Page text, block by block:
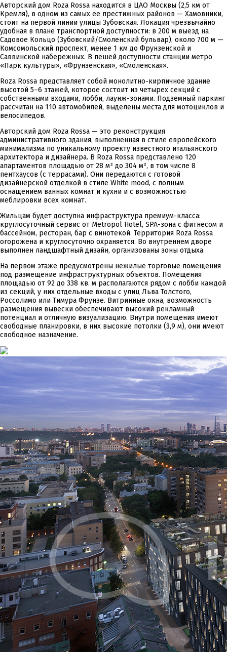
Авторский дом Roza Rossa находится в ЦАО Москвы (2,5 км от
Кремля), в одном из самых ее престижных районов — Хамовники,
стоит на первой линии улицы Зубовская. Локация чрезвычайно
удобная в плане транспортной доступности: в 200 м выезд на
Садовое Кольцо (Зубовский/Смоленский бульвар), около 700 м —
Комсомольский проспект, менее 1 км до Фрунзенской и
Саввинской набережных. В пешей доступности станции метро
«Парк культуры», «Фрунзенская», «Смоленская».
Roza Rossa представляет собой монолитно-кирпичное здание
высотой 5–6 этажей, которое состоит из четырех секций с
собственными входами, лобби, лаунж-зонами. Подземный паркинг
рассчитан на 110 автомобилей, выделены места для мотоциклов и
велосипедов.
Авторский дом Roza Rossa — это реконструкция
административного здания, выполненная в стиле европейского
минимализма по уникальному проекту известного итальянского
архитектора и дизайнера. В Roza Rossa представлено 120
апартаментов площадью от 28 м² до 304 м², в том числе 8
пентхаусов (с террасами). Они передаются с готовой
дизайнерской отделкой в стиле White mood, с полным
оснащением ванных комнат и кухни и с возможностью
меблировки всех комнат.
Жильцам будет доступна инфраструктура премиум-класса:
круглосуточный сервис от Metropol Hotel, SPA-зона с фитнесом и
бассейном, ресторан, бар с винотекой. Территория Roza Rossa
огорожена и круглосуточно охраняется. Во внутреннем дворе
выполнен ландшафтный дизайн, организованы зоны отдыха.
На первом этаже предусмотрены нежилые торговые помещения
под размещение инфраструктурных объектов. Помещения
площадью от 92 до 338 кв. м располагаются рядом с лобби каждой
из секций, у них отдельные входы с улиц Льва Толстого,
Россолимо или Тимура Фрунзе. Витринные окна, возможность
размещения вывески обеспечивают высокий рекламный
потенциал и отличную визуализацию. Внутри помещения имеют
свободные планировки, в них высокие потолки (3,9 м), они имеют
свободное назначение.